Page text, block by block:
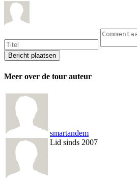
Meer over de tour auteur
smartandem
Lid sinds 2007